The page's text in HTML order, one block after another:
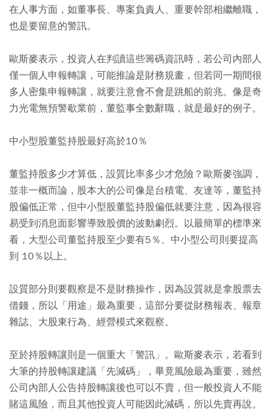
在人事方面，如董事長、專案負責人、重要幹部相繼離職，
也是要留意的警訊。
歐斯麥表示，投資人在判讀這些籌碼資訊時，若公司內部人
僅一個人申報轉讓，可能推論是財務規畫，但若同一期間很
多人密集申報轉讓，就要注意會不會是跳船的前兆。像是奇
力光電無預警歇業前，董監事全數辭職，就是最好的例子。
中小型股董監持股最好高於10％
董監持股多少才算低，設質比率多少才危險？歐斯麥強調，
並非一概而論，股本大的公司像是台積電、友達等，董監持
股偏低正常，但中小型股董監持股偏低就要注意，因為很容
易受到消息面影響導致股價的波動劇烈。以最簡單的標準來
看，大型公司董監持股至少要有5％、中小型公司則要提高
到 10％以上。
設質部分則要觀察是不是財務操作，因為設質就是拿股票去
借錢，所以「用途」最為重要，這部分要從財務報表、報章
雜誌、大股東行為、經營模式來觀察。
至於持股轉讓則是一個重大「警訊」。歐斯麥表示，若看到
大筆的持股轉讓建議「先減碼」，畢竟風險最為重要，雖然
公司內部人公告持股轉讓後也可以不賣，但一般投資人不能
賭這風險，而且其他投資人可能因此減碼，所以先賣再說。